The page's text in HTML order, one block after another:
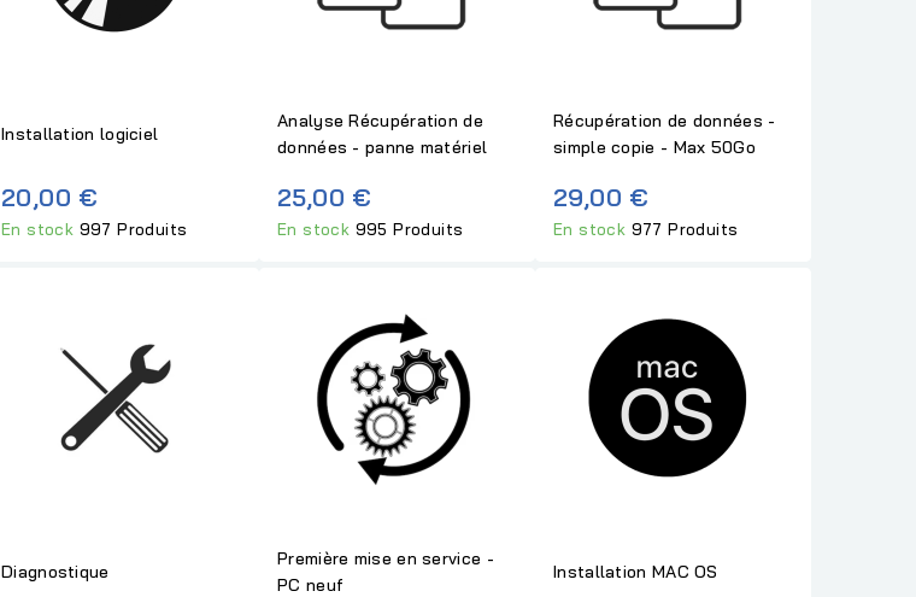
Installation logiciel
20,00 €
En stock 997 Produits
Analyse Récupération de
données - panne matériel
25,00 €
En stock 995 Produits
Récupération de données -
simple copie - Max 50Go
29,00 €
En stock 977 Produits
Diagnostique
Première mise en service -
PC neuf
Installation MAC OS